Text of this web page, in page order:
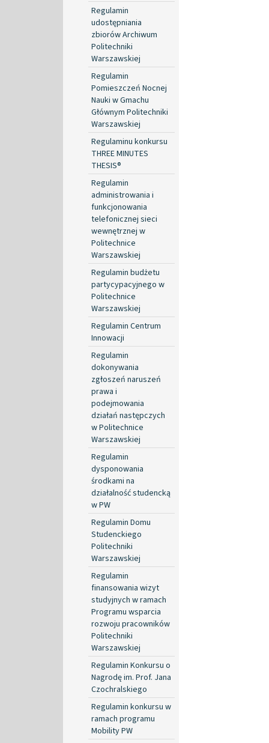
Regulamin
udostępniania
zbiorów Archiwum
Politechniki
Warszawskiej
Regulamin
Pomieszczeń Nocnej
Nauki w Gmachu
Głównym Politechniki
Warszawskiej
Regulaminu konkursu
THREE MINUTES
THESIS®
Regulamin
administrowania i
funkcjonowania
telefonicznej sieci
wewnętrznej w
Politechnice
Warszawskiej
Regulamin budżetu
partycypacyjnego w
Politechnice
Warszawskiej
Regulamin Centrum
Innowacji
Regulamin
dokonywania
zgłoszeń naruszeń
prawa i
podejmowania
działań następczych
w Politechnice
Warszawskiej
Regulamin
dysponowania
środkami na
działalność studencką
w PW
Regulamin Domu
Studenckiego
Politechniki
Warszawskiej
Regulamin
finansowania wizyt
studyjnych w ramach
Programu wsparcia
rozwoju pracowników
Politechniki
Warszawskiej
Regulamin Konkursu o
Nagrodę im. Prof. Jana
Czochralskiego
Regulamin konkursu w
ramach programu
Mobility PW